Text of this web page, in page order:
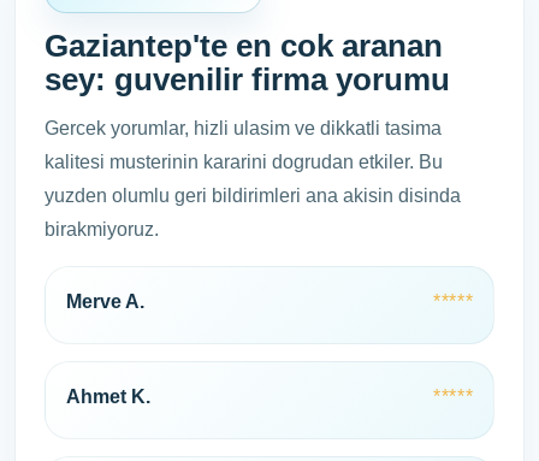
Gaziantep'te en cok aranan
sey: guvenilir firma yorumu
Gercek yorumlar, hizli ulasim ve dikkatli tasima
kalitesi musterinin kararini dogrudan etkiler. Bu
yuzden olumlu geri bildirimleri ana akisin disinda
birakmiyoruz.
Merve A. *****
Ahmet K. *****